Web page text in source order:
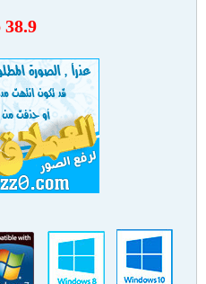
38.9 Mb